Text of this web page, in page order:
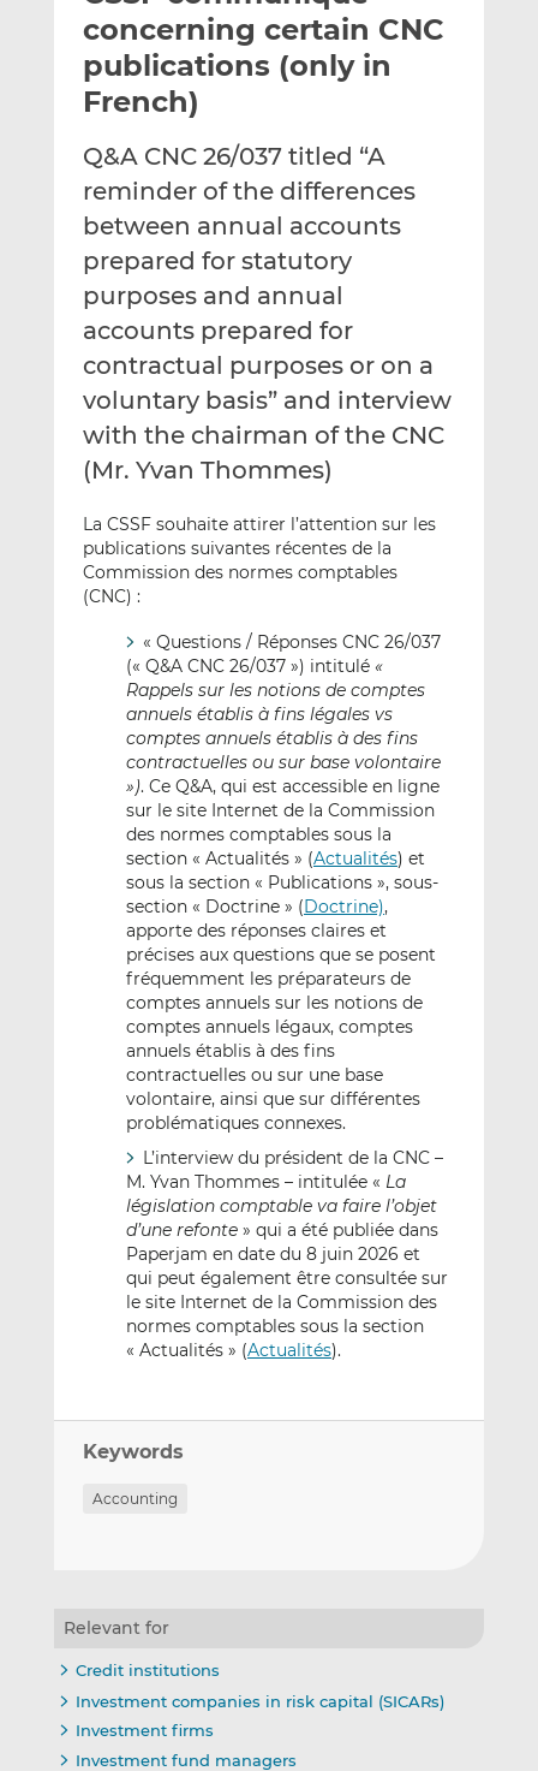
h
i
t
h
i
n
L
n
k
e
d
n
t
h
n
F
a
c
e
b
o
k
concerning certain CNC
publications (only in
French)
Q&A CNC 26/037 titled “A
reminder of the differences
between annual accounts
prepared for statutory
purposes and annual
accounts prepared for
contractual purposes or on a
voluntary basis” and interview
with the chairman of the CNC
(Mr. Yvan Thommes)
La CSSF souhaite attirer l’attention sur les
publications suivantes récentes de la
Commission des normes comptables
(CNC) :
« Questions / Réponses CNC 26/037
(« Q&A CNC 26/037 ») intitulé «
Rappels sur les notions de comptes
annuels établis à fins légales vs
comptes annuels établis à des fins
contractuelles ou sur base volontaire
»). Ce Q&A, qui est accessible en ligne
sur le site Internet de la Commission
des normes comptables sous la
section « Actualités » (Actualités) et
sous la section « Publications », sous-
section « Doctrine » (Doctrine),
apporte des réponses claires et
précises aux questions que se posent
fréquemment les préparateurs de
comptes annuels sur les notions de
comptes annuels légaux, comptes
annuels établis à des fins
contractuelles ou sur une base
volontaire, ainsi que sur différentes
problématiques connexes.
L’interview du président de la CNC –
M. Yvan Thommes – intitulée « La
législation comptable va faire l’objet
d’une refonte» qui a été publiée dans
Paperjam en date du 8 juin 2026 et
qui peut également être consultée sur
le site Internet de la Commission des
normes comptables sous la section
« Actualités » (Actualités).
Keywords
Accounting
Relevant for
Credit institutions
Investment companies in risk capital (SICARs)
Investment firms
Investment fund managers